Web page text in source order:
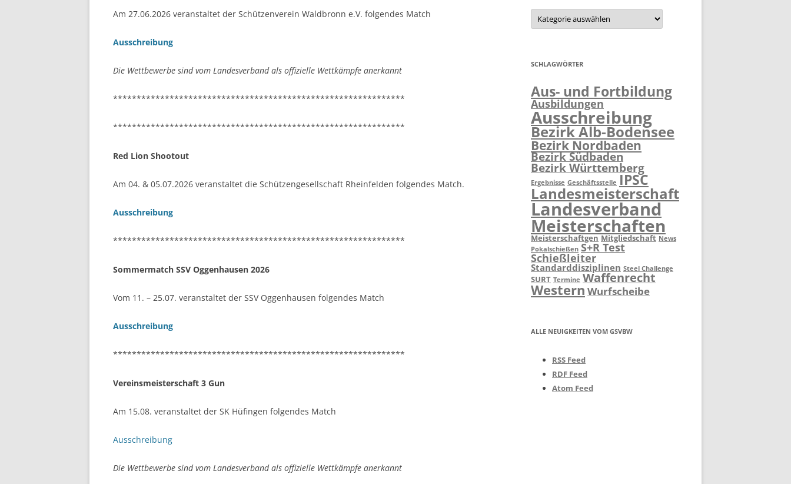
Am 27.06.2026 veranstaltet der Schützenverein Waldbronn e.V. folgendes Match
Ausschreibung
Die Wettbewerbe sind vom Landesverband als offizielle Wettkämpfe anerkannt
**************************************************************
**************************************************************
Red Lion Shootout
Am 04. & 05.07.2026 veranstaltet die Schützengesellschaft Rheinfelden folgendes Match.
Ausschreibung
**************************************************************
Sommermatch SSV Oggenhausen 2026
Vom 11. – 25.07. veranstaltet der SSV Oggenhausen folgendes Match
Ausschreibung
**************************************************************
Vereinsmeisterschaft 3 Gun
Am 15.08. veranstaltet der SK Hüfingen folgendes Match
Ausschreibung
Die Wettbewerbe sind vom Landesverband als offizielle Wettkämpfe anerkannt
Kategorien
SCHLAGWÖRTER
Aus- und Fortbildung
Ausbildungen
Ausschreibung
Bezirk Alb-Bodensee
Bezirk Nordbaden
Bezirk Südbaden
Bezirk Württemberg
Ergebnisse Geschäftsstelle IPSC
Landesmeisterschaft
Landesverband
Meisterschaften
Meisterschaftgen Mitgliedschaft News
Pokalschießen S+R Test
Schießleiter
Standarddisziplinen Steel Challenge
SURT Termine Waffenrecht
Western Wurfscheibe
ALLE NEUIGKEITEN VOM GSVBW
RSS Feed
RDF Feed
Atom Feed